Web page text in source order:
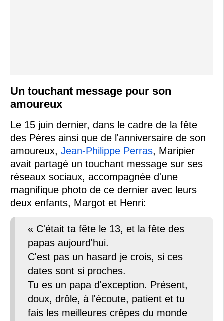
Un touchant message pour son
amoureux
Le 15 juin dernier, dans le cadre de la fête
des Pères ainsi que de l'anniversaire de son
amoureux, Jean-Philippe Perras, Maripier
avait partagé un touchant message sur ses
réseaux sociaux, accompagnée d'une
magnifique photo de ce dernier avec leurs
deux enfants, Margot et Henri:
« C'était ta fête le 13, et la fête des
papas aujourd'hui.
C'est pas un hasard je crois, si ces
dates sont si proches.
Tu es un papa d'exception. Présent,
doux, drôle, à l'écoute, patient et tu
fais les meilleures crêpes du monde